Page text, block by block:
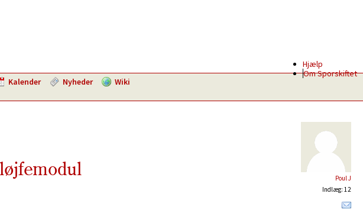
Hjælp
Om Sporskiftet
Kalender Nyheder Wiki
Poul J
Indlæg: 12